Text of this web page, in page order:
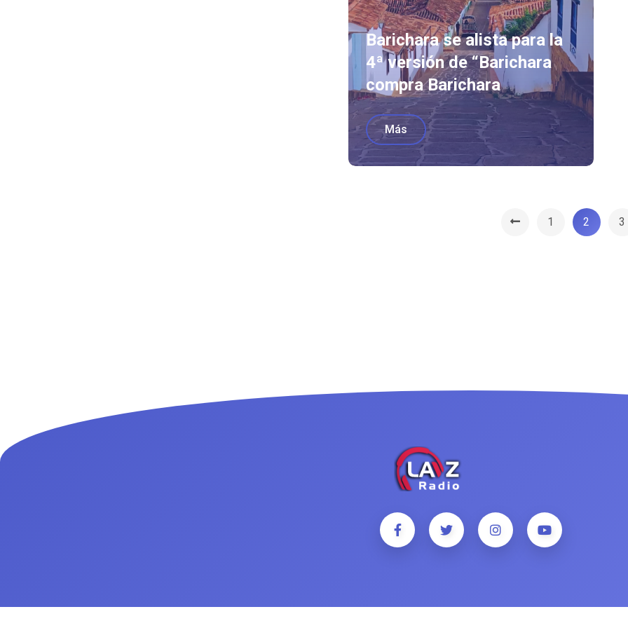
Barichara se alista para la
4ª versión de “Barichara
compra Barichara
Más
1 2 3